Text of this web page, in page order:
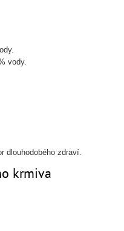
vody.
dlouhodobého zdraví.
krmiva